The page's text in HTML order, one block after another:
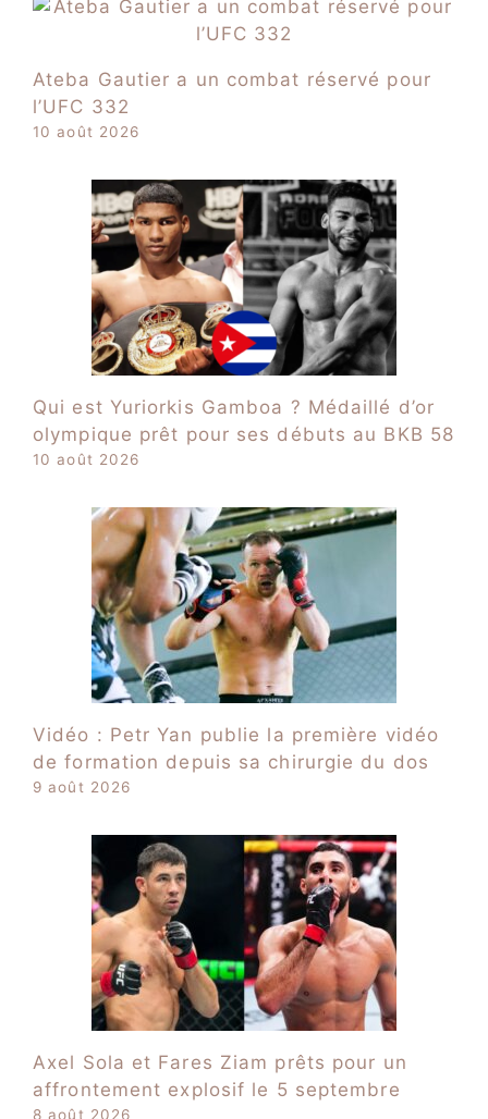
Ateba Gautier a un combat réservé pour
l’UFC 332
10 août 2026
Qui est Yuriorkis Gamboa ? Médaillé d’or
olympique prêt pour ses débuts au BKB 58
10 août 2026
Vidéo : Petr Yan publie la première vidéo
de formation depuis sa chirurgie du dos
9 août 2026
Axel Sola et Fares Ziam prêts pour un
affrontement explosif le 5 septembre
8 août 2026